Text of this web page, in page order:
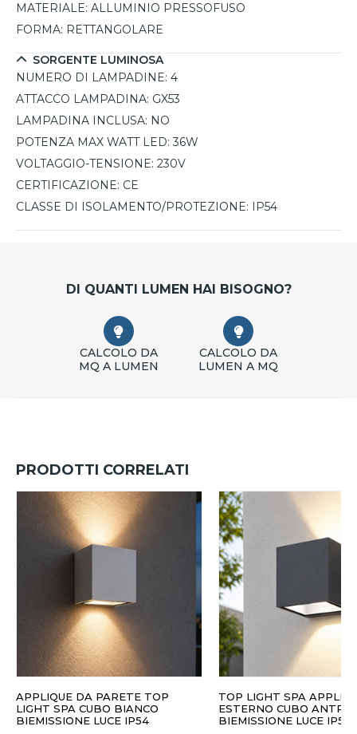
MATERIALE: ALLUMINIO PRESSOFUSO
FORMA: RETTANGOLARE
SORGENTE LUMINOSA
NUMERO DI LAMPADINE: 4
ATTACCO LAMPADINA: GX53
LAMPADINA INCLUSA: NO
POTENZA MAX WATT LED: 36W
VOLTAGGIO-TENSIONE: 230V
CERTIFICAZIONE: CE
CLASSE DI ISOLAMENTO/PROTEZIONE:
IP54
DI QUANTI LUMEN HAI BISOGNO?
CALCOLO DA
MQ A LUMEN
CALCOLO DA
LUMEN A MQ
PRODOTTI CORRELATI
APPLIQUE DA PARETE TOP
LIGHT SPA CUBO BIANCO
BIEMISSIONE LUCE IP54
TOP LIGHT SPA
ESTERNO CUBO
BIEMISSIONE LUCE IP54